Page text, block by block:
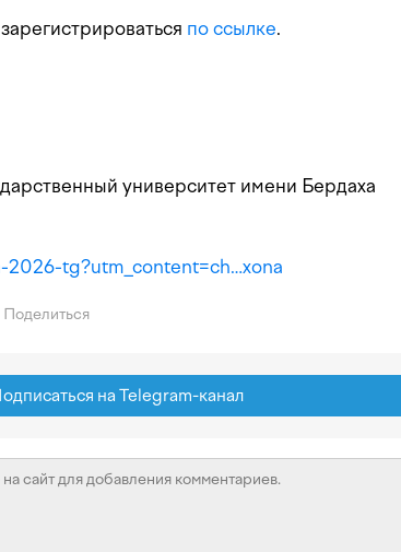
по ссылке.
университет имени Бердаха
2026-tg?utm_content=ch…xona
Поделиться
на Telegram-канал